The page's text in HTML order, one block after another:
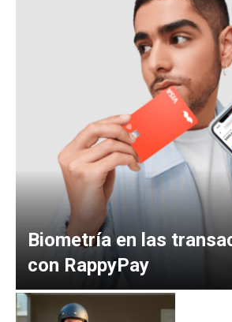
Biometría en las
con RappyPay